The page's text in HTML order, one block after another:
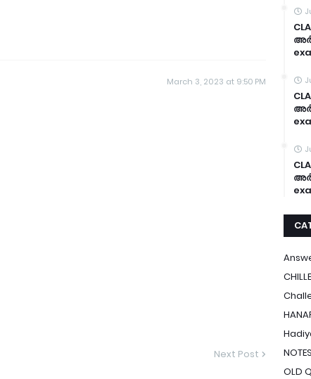
March 3, 2023 at 9:50 PM
Next Post NOTES
OLD